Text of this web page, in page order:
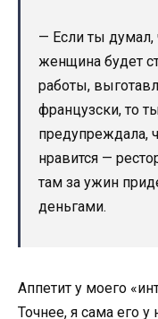
— Если ты думал,
женщина будет
работы,
французски, то
предупреждала,
нравится —
там за ужин
деньгами.
Аппетит у моего
Точнее, я сама его у